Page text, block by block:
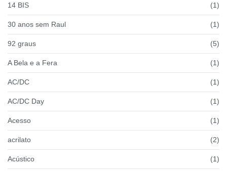
14 BIS (1)
30 anos sem Raul (1)
92 graus (5)
A Bela e a Fera (1)
AC/DC (1)
AC/DC Day (1)
Acesso (1)
acrilato (2)
Acústico (1)